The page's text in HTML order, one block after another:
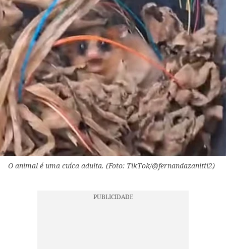
O animal é uma cuíca adulta. (Foto: TikTok/@fernandazanitti2)